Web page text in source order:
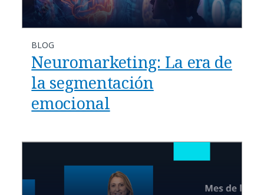
BLOG
Neuromarketing: La era de
la segmentación
emocional